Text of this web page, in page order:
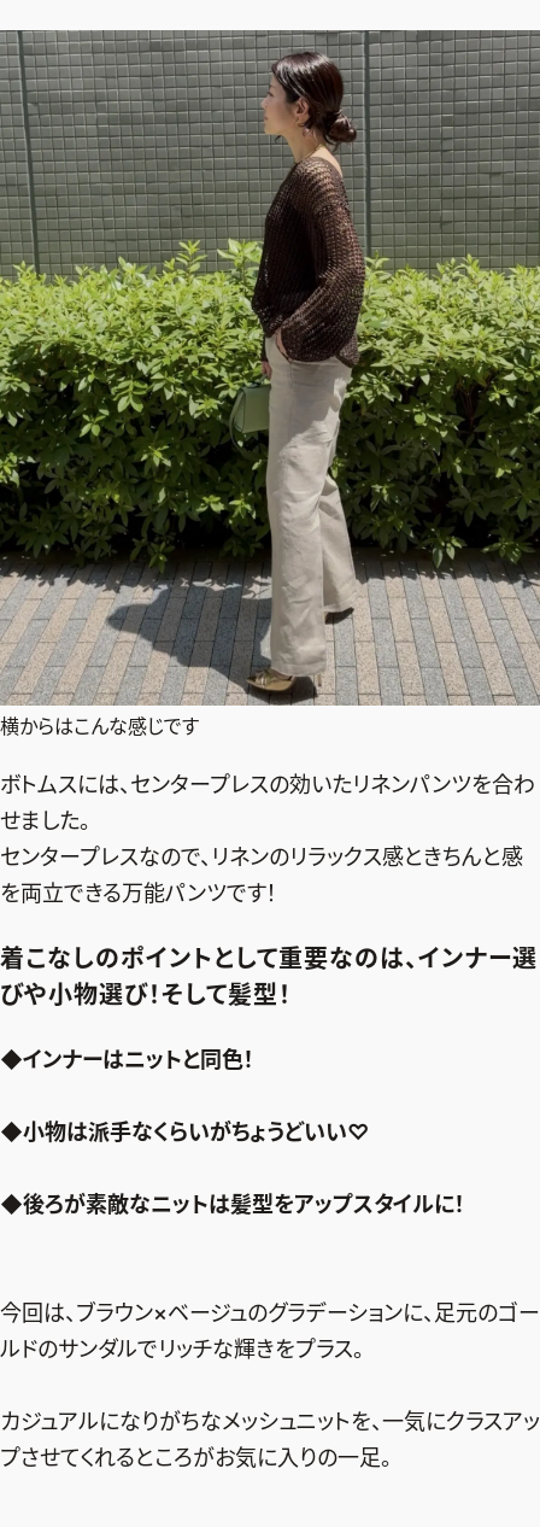
横からはこんな感じです
ボトムスには、センタープレスの効いたリネンパンツを合わ
せました。
センタープレスなので、リネンのリラックス感ときちんと感
を両立できる万能パンツです！
着こなしのポイントとして重要なのは、インナー選
びや小物選び！そして髪型！
◆インナーはニットと同色！
◆小物は派手なくらいがちょうどいい♡
◆後ろが素敵なニットは髪型をアップスタイルに！
今回は、ブラウン×ベージュのグラデーションに、足元のゴー
ルドのサンダルでリッチな輝きをプラス。
カジュアルになりがちなメッシュニットを、一気にクラスアッ
プさせてくれるところがお気に入りの一足。